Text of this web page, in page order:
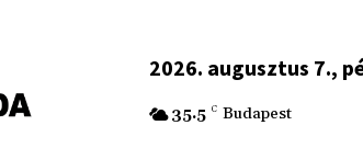
2026. augusztus 7.,
35.5 C Budapest